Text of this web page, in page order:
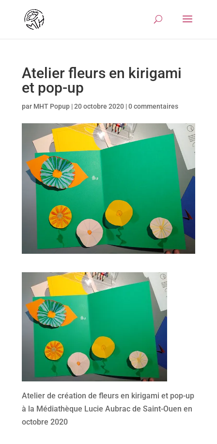
Atelier fleurs en kirigami
et pop-up
par MHT Popup|20 octobre 2020|0 commentaires
Atelier de création de fleurs en kirigami et pop-up
à la Médiathèque Lucie Aubrac de Saint-Ouen en
octobre 2020